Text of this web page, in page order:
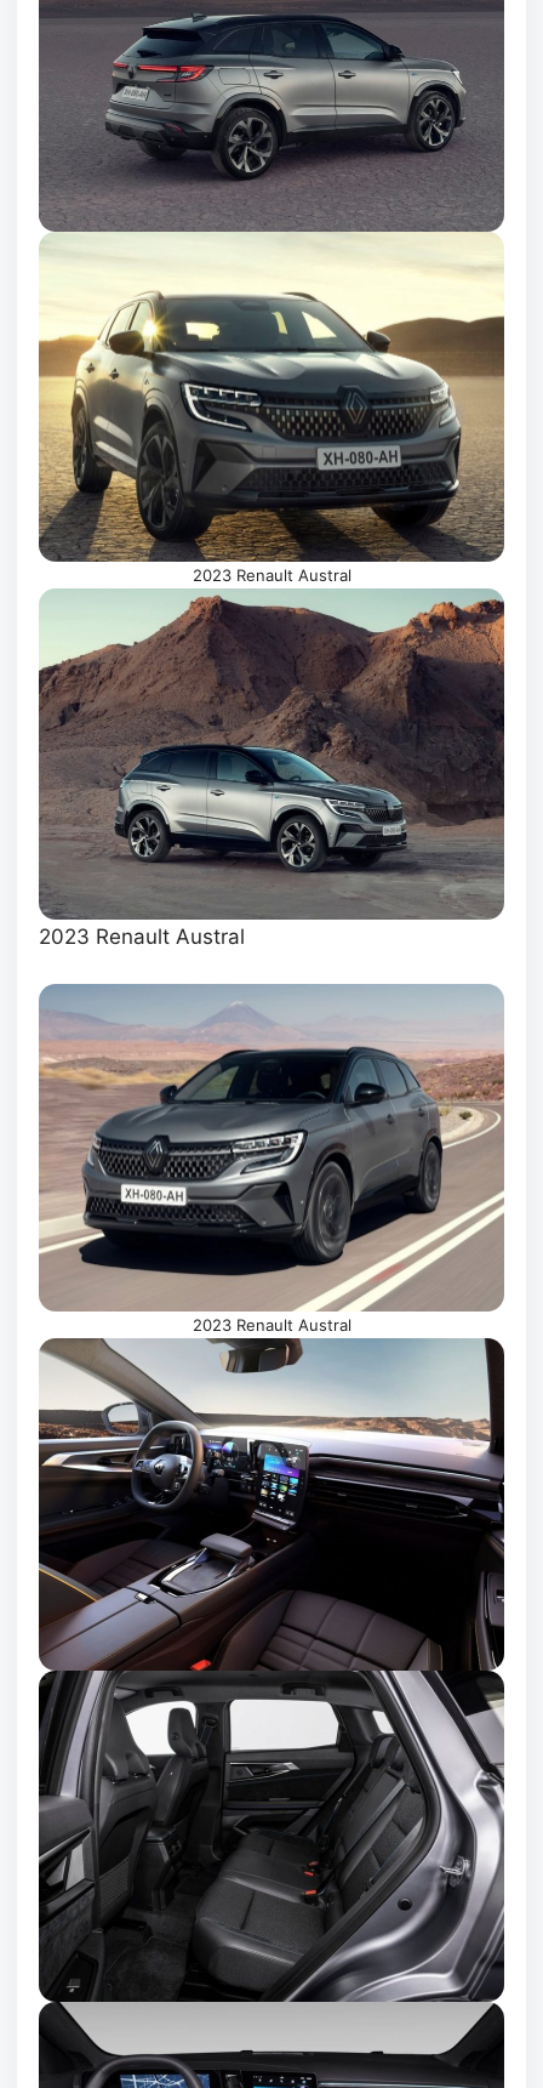
2023 Renault Austral
2023 Renault Austral
2023 Renault Austral